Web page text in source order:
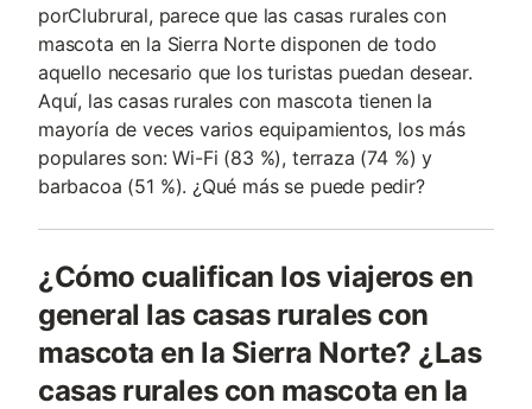
porClubrural, parece que las casas rurales con
mascota en la Sierra Norte disponen de todo
aquello necesario que los turistas puedan desear.
Aquí, las casas rurales con mascota tienen la
mayoría de veces varios equipamientos, los más
populares son: Wi-Fi (83 %), terraza (74 %) y
barbacoa (51 %). ¿Qué más se puede pedir?
¿Cómo cualifican los viajeros en
general las casas rurales con
mascota en la Sierra Norte? ¿Las
casas rurales con mascota en la